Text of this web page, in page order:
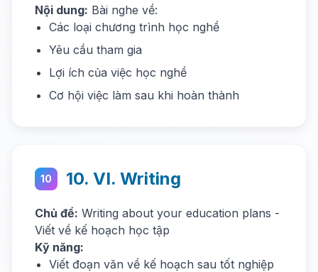
Nội dung: Bài nghe về:
Các loại chương trình học nghề
Yêu cầu tham gia
Lợi ích của việc học nghề
Cơ hội việc làm sau khi hoàn thành
10 10. VI. Writing
Chủ đề: Writing about your education plans -
Viết về kế hoạch học tập
Kỹ năng:
Viết đoạn văn về kế hoạch sau tốt nghiệp